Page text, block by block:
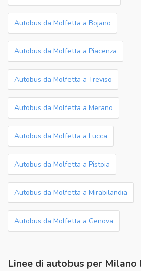
Autobus da Molfetta a Bojano
Autobus da Molfetta a Piacenza
Autobus da Molfetta a Treviso
Autobus da Molfetta a Merano
Autobus da Molfetta a Lucca
Autobus da Molfetta a Pistoia
Autobus da Molfetta a Mirabilandia
Autobus da Molfetta a Genova
Linee di autobus per